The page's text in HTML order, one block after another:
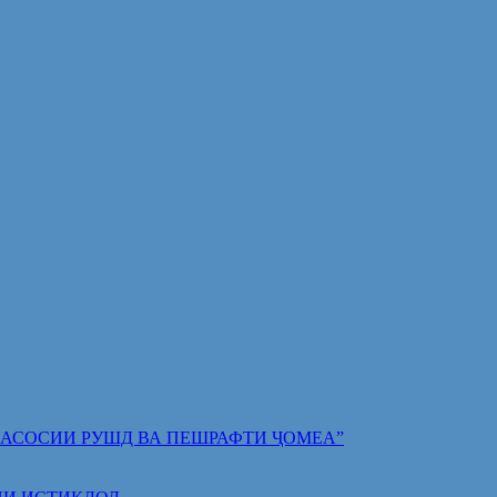
АСОСИИ РУШД ВА ПЕШРАФТИ ҶОМЕА”